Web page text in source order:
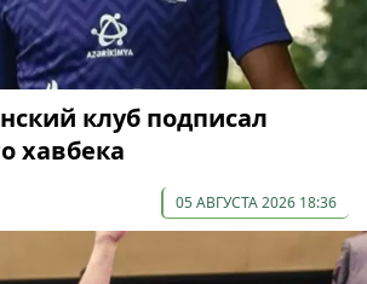
клуб подписал
хавбека
05 АВГУСТА 2026 18:36